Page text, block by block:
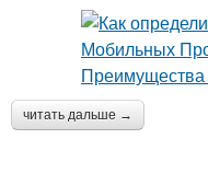
читать дальше →